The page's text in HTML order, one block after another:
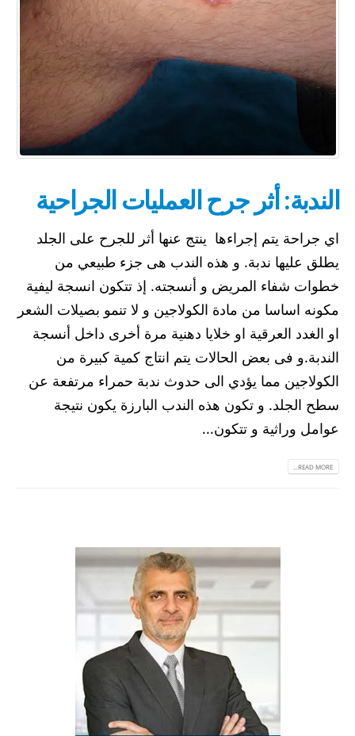
الندبة: أثر جرح العمليات الجراحية
اي جراحة يتم إجراءها ينتج عنها أثر للجرح على الجلد
يطلق عليها ندبة. و هذه الندب هى جزء طبيعي من
خطوات شفاء المريض و أنسجته. إذ تتكون انسجة ليفية
مكونه اساسا من مادة الكولاجين و لا تنمو بصيلات الشعر
او الغدد العرقية او خلايا دهنية مرة أخرى داخل أنسجة
الندبة.و فى بعض الحالات يتم انتاج كمية كبيرة من
الكولاجين مما يؤدي الى حدوث ندبة حمراء مرتفعة عن
سطح الجلد. و تكون هذه الندب البارزة يكون نتيجة
عوامل وراثية و تتكون...
READ MORE...